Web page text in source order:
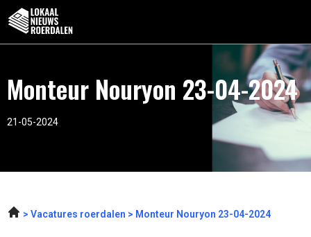
Monteur Nouryon 23-04-2024
21-05-2024
Vacatures roerdalen Monteur Nouryon 23-04-2024